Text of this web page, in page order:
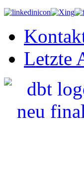
Letzte
"Wir